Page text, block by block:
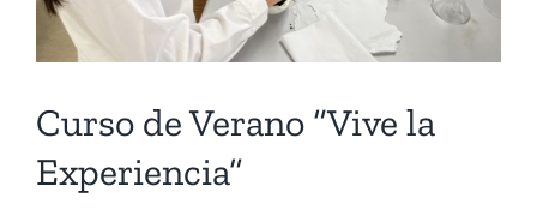
Curso de Verano “Vive la
Experiencia”